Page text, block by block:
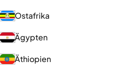
Ostafrika
Ägypten
Äthiopien